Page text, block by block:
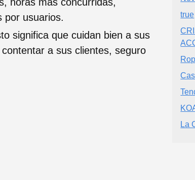
por usuarios.
significa que cuidan bien a sus
a sus clientes, seguro
true
La